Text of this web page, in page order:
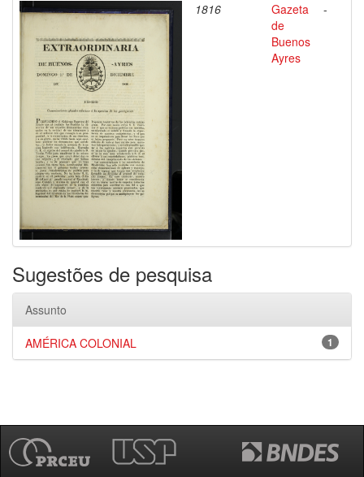
1816
Gazeta
de
Buenos
Ayres
-
Sugestões de pesquisa
Assunto
1
AMÉRICA COLONIAL